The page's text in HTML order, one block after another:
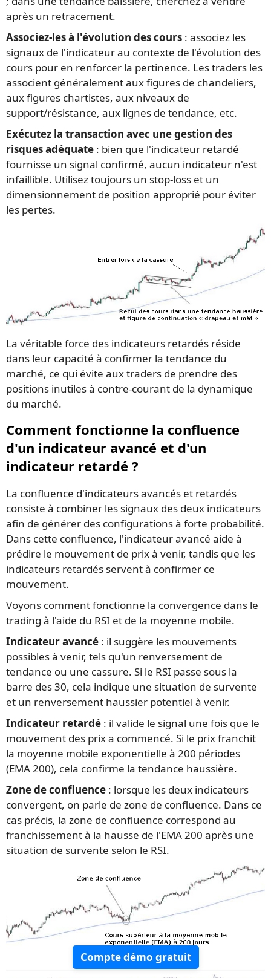
après un retracement.
Associez-les à l'évolution des cours : associez les
signaux de l'indicateur au contexte de l'évolution des
cours pour en renforcer la pertinence. Les traders les
associent généralement aux figures de chandeliers,
aux figures chartistes, aux niveaux de
support/résistance, aux lignes de tendance, etc.
Exécutez la transaction avec une gestion des
risques adéquate : bien que l'indicateur retardé
fournisse un signal confirmé, aucun indicateur n'est
infaillible. Utilisez toujours un stop-loss et un
dimensionnement de position approprié pour éviter
les pertes.
La véritable force des indicateurs retardés réside
dans leur capacité à confirmer la tendance du
marché, ce qui évite aux traders de prendre des
positions inutiles à contre-courant de la dynamique
du marché.
Comment fonctionne la confluence
d'un indicateur avancé et d'un
indicateur retardé ?
La confluence d'indicateurs avancés et retardés
consiste à combiner les signaux des deux indicateurs
afin de générer des configurations à forte probabilité.
Dans cette confluence, l'indicateur avancé aide à
prédire le mouvement de prix à venir, tandis que les
indicateurs retardés servent à confirmer ce
mouvement.
Voyons comment fonctionne la convergence dans le
trading à l'aide du RSI et de la moyenne mobile.
Indicateur avancé : il suggère les mouvements
possibles à venir, tels qu'un renversement de
tendance ou une cassure. Si le RSI passe sous la
barre des 30, cela indique une situation de survente
et un renversement haussier potentiel à venir.
Indicateur retardé : il valide le signal une fois que le
mouvement des prix a commencé. Si le prix franchit
la moyenne mobile exponentielle à 200 périodes
(EMA 200), cela confirme la tendance haussière.
Zone de confluence : lorsque les deux indicateurs
convergent, on parle de zone de confluence. Dans ce
cas précis, la zone de confluence correspond au
franchissement à la hausse de l'EMA 200 après une
situation de survente selon le RSI.
Compte démo gratuit